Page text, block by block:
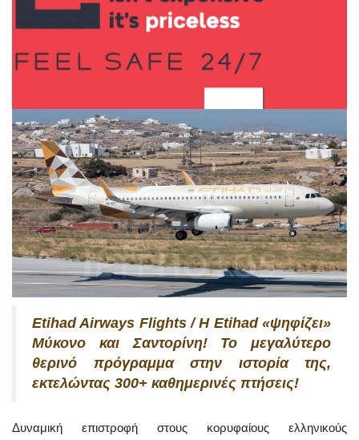
Etihad Airways Flights / Η Etihad «ψηφίζει»
Μύκονο και Σαντορίνη! Το μεγαλύτερο
θερινό πρόγραμμα στην ιστορία της,
εκτελώντας 300+ καθημερινές πτήσεις!
Δυναμική επιστροφή στους κορυφαίους ελληνικούς